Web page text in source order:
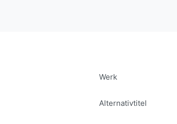
Werk
Alternativtitel